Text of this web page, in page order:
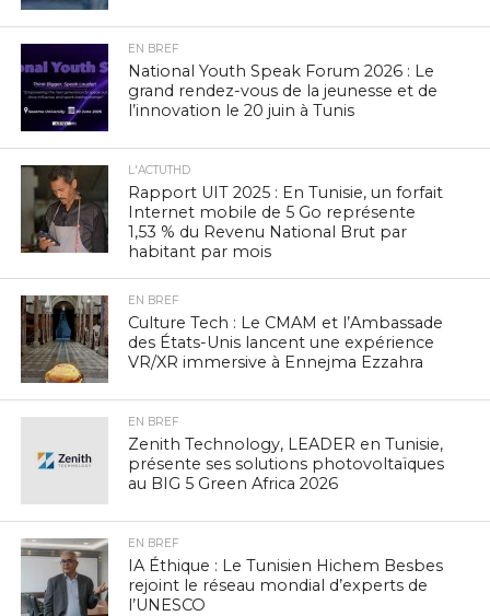
EN BREF
National Youth Speak Forum 2026 : Le
grand rendez-vous de la jeunesse et de
l’innovation le 20 juin à Tunis
L'ACTUTHD
Rapport UIT 2025 : En Tunisie, un forfait
Internet mobile de 5 Go représente
1,53 % du Revenu National Brut par
habitant par mois
EN BREF
Culture Tech : Le CMAM et l’Ambassade
des États-Unis lancent une expérience
VR/XR immersive à Ennejma Ezzahra
EN BREF
Zenith Technology, LEADER en Tunisie,
présente ses solutions photovoltaïques
au BIG 5 Green Africa 2026
EN BREF
IA Éthique : Le Tunisien Hichem Besbes
rejoint le réseau mondial d’experts de
l’UNESCO